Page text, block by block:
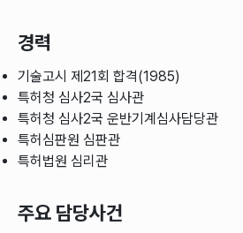
경력
기술고시 제21회 합격(1985)
특허청 심사2국 심사관
특허청 심사2국 운반기계심사담당관
특허심판원 심판관
특허법원 심리관
주요 담당사건